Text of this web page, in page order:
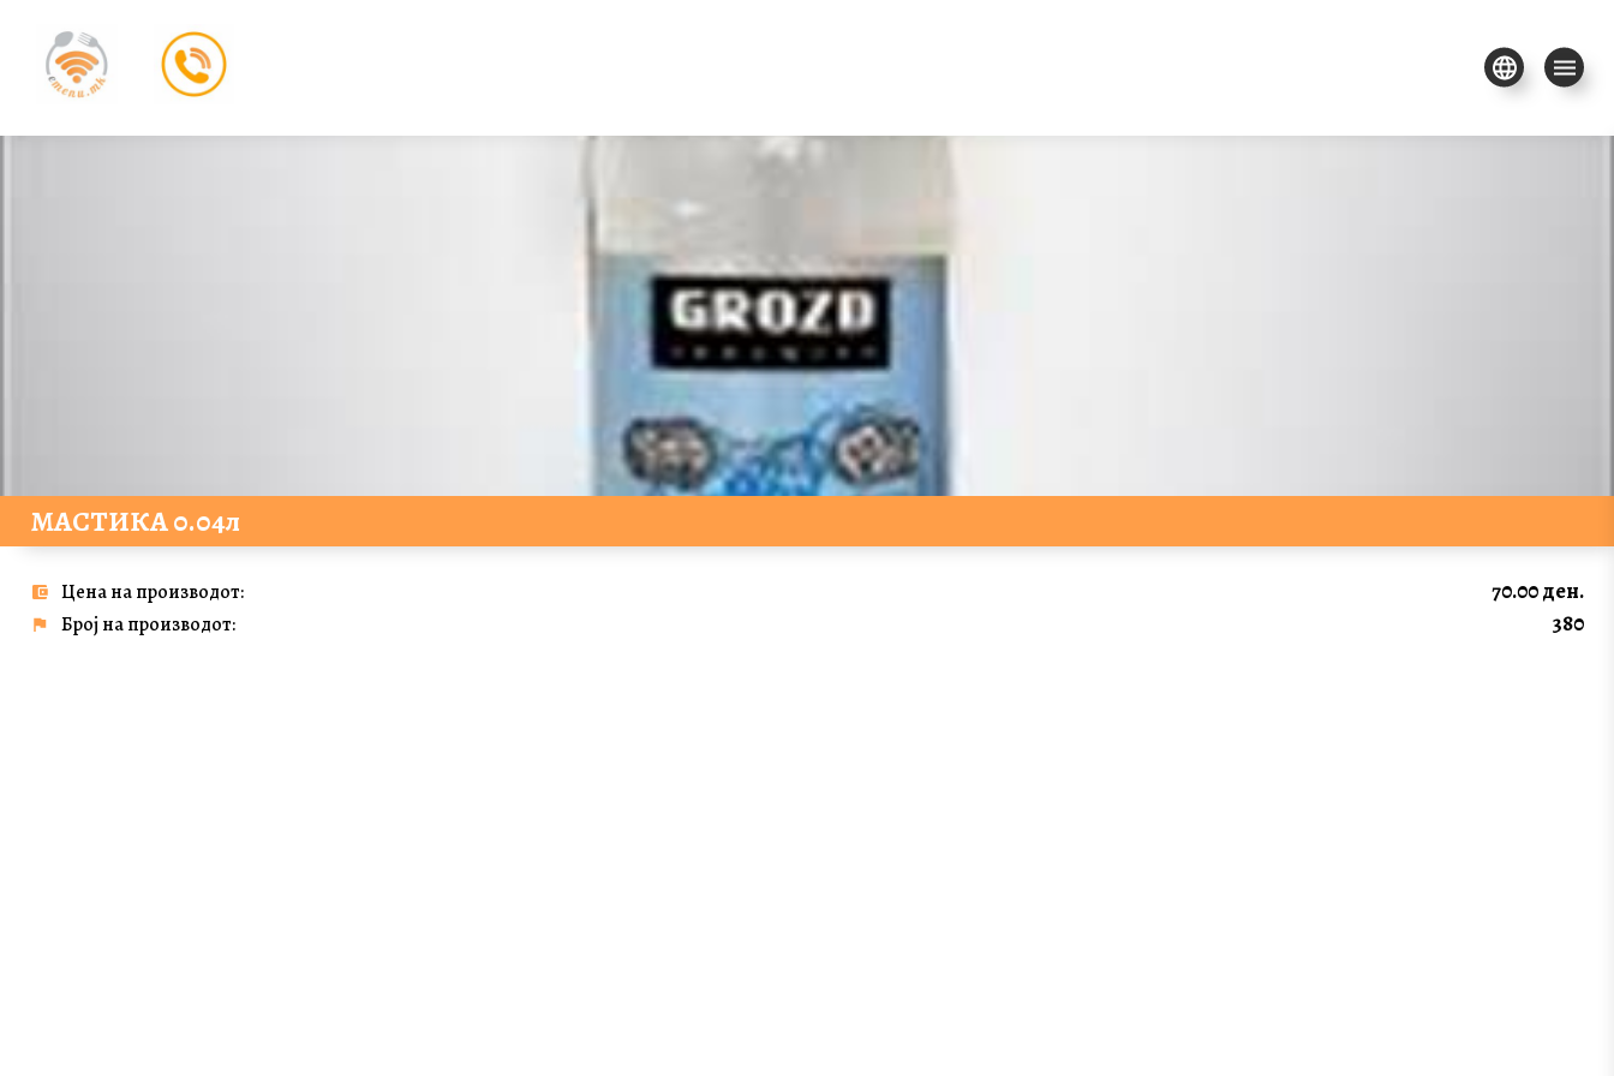
МАСТИКА 0.04л
Цена на производот: 70.00 ден.
Број на производот: 380